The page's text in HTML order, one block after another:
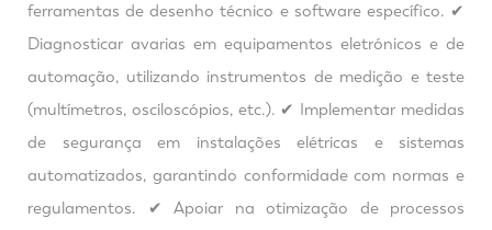
ferramentas de desenho técnico e software específico. ✔
Diagnosticar avarias em equipamentos eletrónicos e de
automação, utilizando instrumentos de medição e teste
(multímetros, osciloscópios, etc.). ✔ Implementar medidas
de segurança em instalações elétricas e sistemas
automatizados, garantindo conformidade com normas e
regulamentos. ✔ Apoiar na otimização de processos